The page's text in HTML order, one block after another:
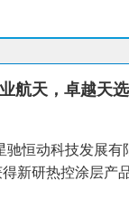
航天，卓越天
驰恒动科技发展
新研热控涂层